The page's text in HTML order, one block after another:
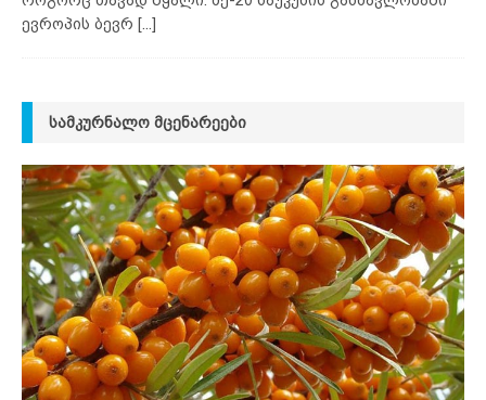
ევროპის ბევრ [...]
ᲡᲐᲛᲙᲣᲠᲜᲐᲚᲝ ᲛᲪᲔᲜᲐᲠᲔᲔᲑᲘ